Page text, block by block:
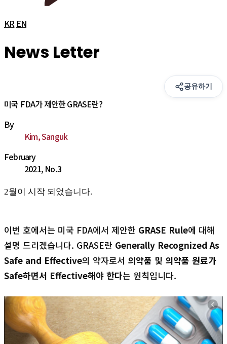
KR EN
News Letter
공유하기
미국 FDA가 제안한 GRASE란?
By
Kim, Sanguk
February
2021, No.3
2월이 시작 되었습니다.
이번 호에서는 미국 FDA에서 제안한 GRASE Rule에 대해
설명 드리겠습니다. GRASE란 Generally Recognized As
Safe and Effective의 약자로서 의약품 및 의약품 원료가
Safe하면서 Effective해야 한다는 원칙입니다.